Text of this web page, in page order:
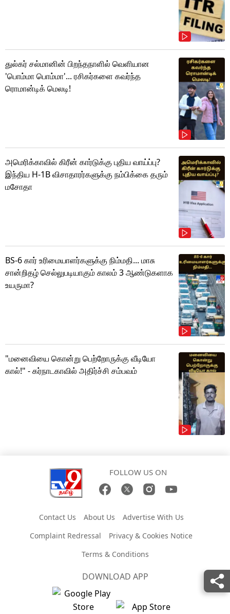
துல்கர் சல்மானின் பிறந்தநாளில் வெளியான
'பொம்மா பொம்மா'... ரசிகர்களை கவர்ந்த
ரொமான்டிக் மெலடி!
அமெரிக்காவில் கிரீன் கார்டுக்கு புதிய வாய்ப்பு?
இந்திய H-1B விசாதாரர்களுக்கு நம்பிக்கை தரும்
மசோதா
BS-6 கார் உரிமையாளர்களுக்கு நிம்மதி... மாசு
சான்றிதழ் செல்லுபடியாகும் காலம் 3 ஆண்டுகளாக
உயருமா?
"மனைவியை கொன்று பெற்றோருக்கு வீடியோ
கால்!" - கர்நாடகாவில் அதிர்ச்சி சம்பவம்
FOLLOW US ON
Contact Us About Us
Advertise With Us
Complaint Redressal
Privacy & Cookies Notice
Terms & Conditions
DOWNLOAD APP